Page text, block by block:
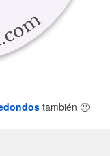
también 🙂